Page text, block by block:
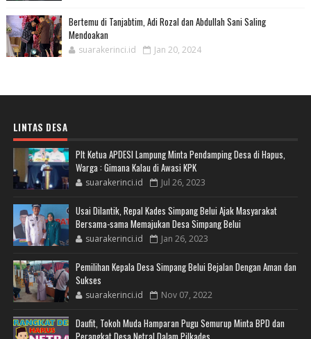
Bertemu di Tanjabtim, Adi Rozal dan Abdullah Sani Saling
Mendoakan
suarakerinci.id Jan 20, 2024
LINTAS DESA
Plt Ketua APDESI Lampung Minta Pendamping Desa di Hapus,
Warga : Gimana Kalau di Awasi KPK
suarakerinci.id Jul 26, 2023
Usai Dilantik, Repal Kades Simpang Belui Ajak Masyarakat
Bersama-sama Memajukan Desa Simpang Belui
suarakerinci.id Jan 26, 2023
Pemilihan Kepala Desa Simpang Belui Bejalan Dengan Aman dan
Sukses
suarakerinci.id Nov 07, 2022
Daufit, Tokoh Muda Hamparan Pugu Semurup Minta BPD dan